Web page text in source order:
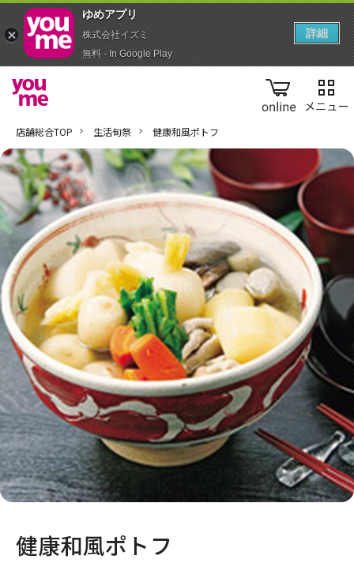
online
店舗総合TOP 生活旬祭 健康和風ポトフ
健康和風ポトフ
ゆめアプ‪リ‬
株式会社イズミ
無料 - In Google Play
詳細